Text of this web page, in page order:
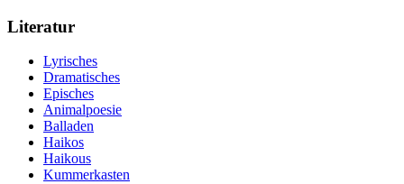
Literatur
Lyrisches
Dramatisches
Episches
Animalpoesie
Balladen
Haikos
Haikous
Kummerkasten